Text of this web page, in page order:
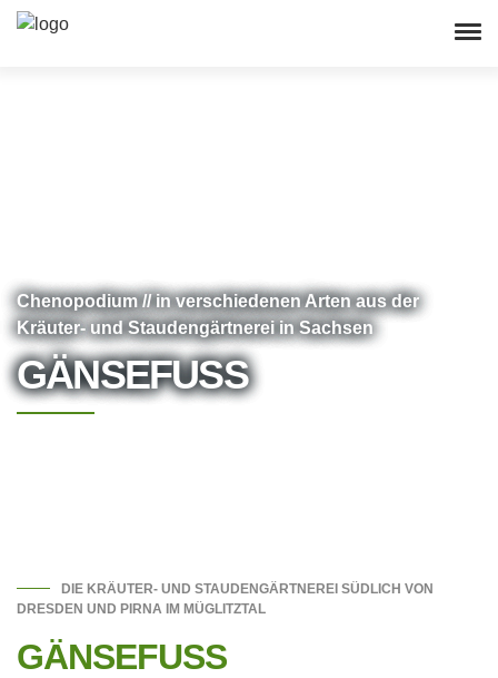
Chenopodium // in verschiedenen Arten aus der
Kräuter- und Staudengärtnerei in Sachsen
GÄNSEFUSS
DIE KRÄUTER- UND STAUDENGÄRTNEREI SÜDLICH VON
DRESDEN UND PIRNA IM MÜGLITZTAL
GÄNSEFUSS